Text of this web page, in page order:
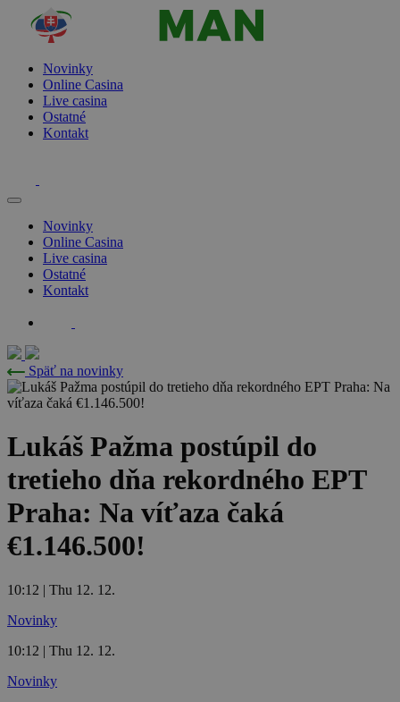
Novinky
Online Casina
Live casina
Ostatné
Kontakt
Novinky
Online Casina
Live casina
Ostatné
Kontakt
Späť na novinky
Lukáš Pažma postúpil do
tretieho dňa rekordného EPT
Praha: Na víťaza čaká
€1.146.500!
10:12 | Thu 12. 12.
Novinky
10:12 | Thu 12. 12.
Novinky